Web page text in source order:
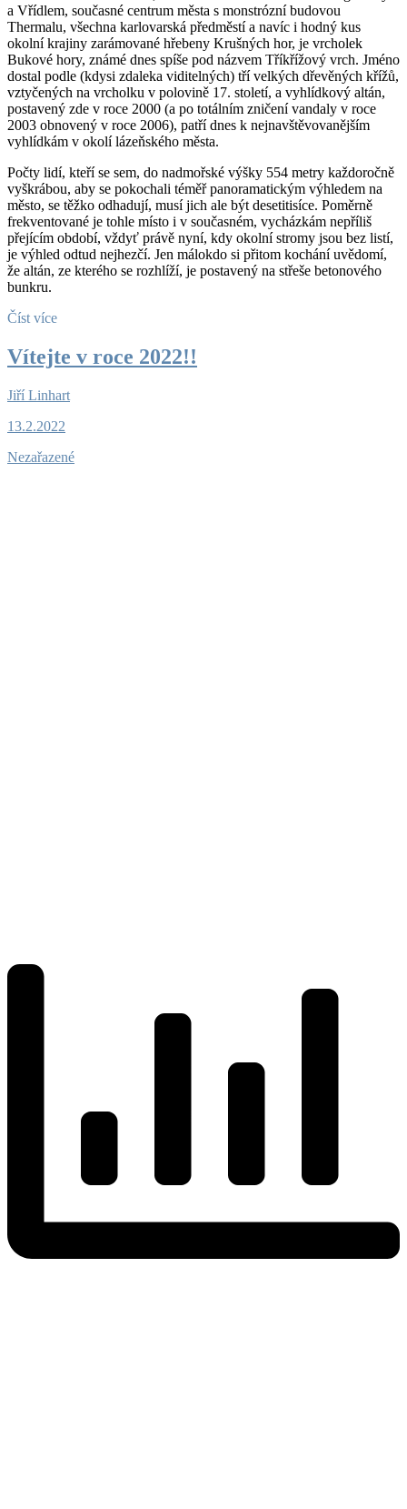
a Vřídlem, současné centrum města s monstrózní budovou
Thermalu, všechna karlovarská předměstí a navíc i hodný kus
okolní krajiny zarámované hřebeny Krušných hor, je vrcholek
Bukové hory, známé dnes spíše pod názvem Tříkřížový vrch. Jméno
dostal podle (kdysi zdaleka viditelných) tří velkých dřevěných křížů,
vztyčených na vrcholku v polovině 17. století, a vyhlídkový altán,
postavený zde v roce 2000 (a po totálním zničení vandaly v roce
2003 obnovený v roce 2006), patří dnes k nejnavštěvovanějším
vyhlídkám v okolí lázeňského města.
Počty lidí, kteří se sem, do nadmořské výšky 554 metry každoročně
vyškrábou, aby se pokochali téměř panoramatickým výhledem na
město, se těžko odhadují, musí jich ale být desetitisíce. Poměrně
frekventované je tohle místo i v současném, vycházkám nepříliš
přejícím období, vždyť právě nyní, kdy okolní stromy jsou bez listí,
je výhled odtud nejhezčí. Jen málokdo si přitom kochání uvědomí,
že altán, ze kterého se rozhlíží, je postavený na střeše betonového
bunkru.
Číst více
Vítejte v roce 2022!!
Jiří Linhart
13.2.2022
Nezařazené